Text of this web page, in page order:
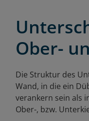
Ober-
Die Struktur des
Wand, in die ein
verankern sein als
Ober-, bzw.